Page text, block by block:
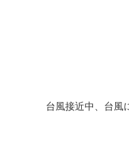
台風接近中、台風